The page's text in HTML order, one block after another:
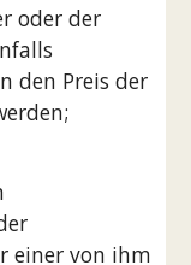
oder der
den Preis der
einer von ihm